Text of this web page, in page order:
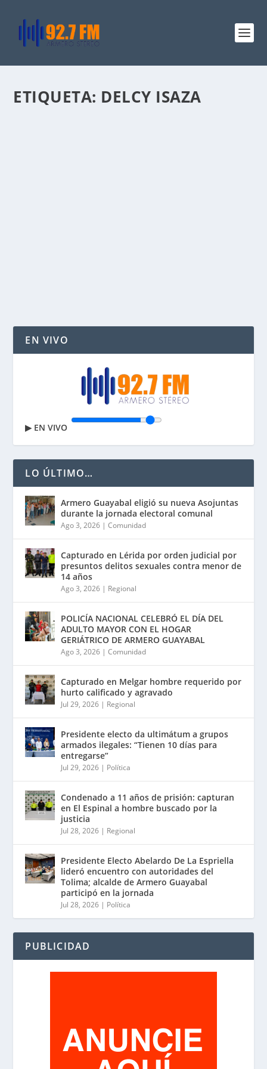
ETIQUETA: DELCY ISAZA
EN VIVO
▶EN VIVO
LO ÚLTIMO…
Armero Guayabal eligió su nueva Asojuntas
durante la jornada electoral comunal
Ago 3, 2026 |Comunidad
Capturado en Lérida por orden judicial por
presuntos delitos sexuales contra menor de
14 años
Ago 3, 2026 | Regional
POLICÍA NACIONAL CELEBRÓ EL DÍA DEL
ADULTO MAYOR CON EL HOGAR
GERIÁTRICO DE ARMERO GUAYABAL
Ago 3, 2026 |Comunidad
Capturado en Melgar hombre requerido por
hurto calificado y agravado
Jul 29, 2026 | Regional
Presidente electo da ultimátum a grupos
armados ilegales: “Tienen 10 días para
entregarse”
Jul 29, 2026 | Política
Condenado a 11 años de prisión: capturan
en El Espinal a hombre buscado por la
justicia
Jul 28, 2026 | Regional
Presidente Electo Abelardo De La Espriella
lideró encuentro con autoridades del
Tolima; alcalde de Armero Guayabal
participó en la jornada
Jul 28, 2026 | Política
PUBLICIDAD